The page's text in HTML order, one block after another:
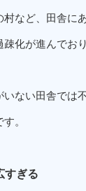
など、田舎に
疎化が進んでお
いない田舎では
。
すぎる